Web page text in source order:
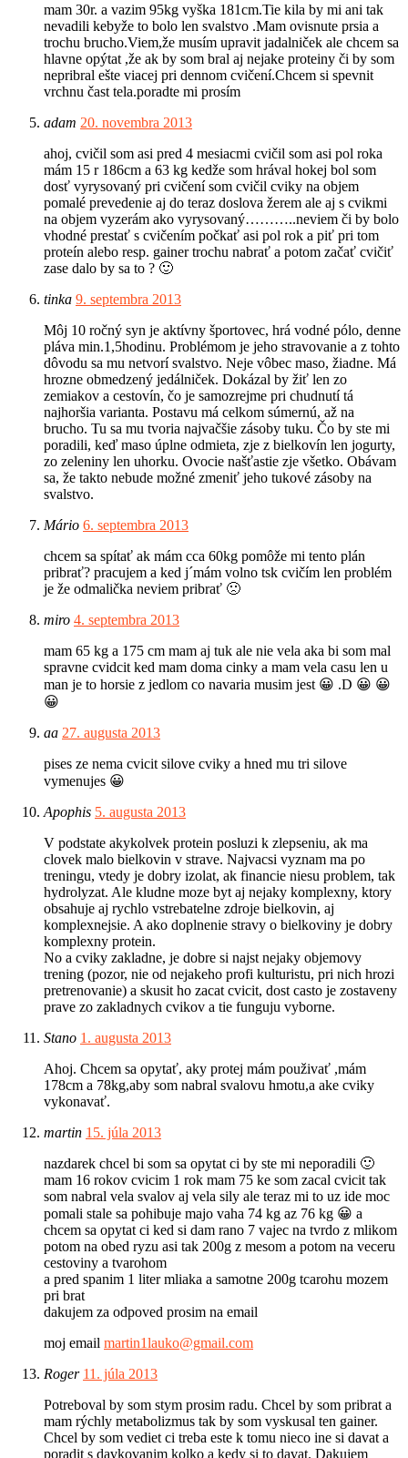
mam 30r. a vazim 95kg vyška 181cm.Tie kila by mi ani tak
nevadili kebyže to bolo len svalstvo .Mam ovisnute prsia a
trochu brucho.Viem,že musím upravit jadalniček ale chcem sa
hlavne opýtat ,že ak by som bral aj nejake proteiny či by som
nepribral ešte viacej pri dennom cvičení.Chcem si spevnit
vrchnu čast tela.poradte mi prosím
adam 20. novembra 2013
ahoj, cvičil som asi pred 4 mesiacmi cvičil som asi pol roka
mám 15 r 186cm a 63 kg kedže som hrával hokej bol som
dosť vyrysovaný pri cvičení som cvičil cviky na objem
pomalé prevedenie aj do teraz doslova žerem ale aj s cvikmi
na objem vyzerám ako vyrysovaný………..neviem či by bolo
vhodné prestať s cvičením počkať asi pol rok a piť pri tom
proteín alebo resp. gainer trochu nabrať a potom začať cvičiť
zase dalo by sa to ? 🙂
tinka 9. septembra 2013
Môj 10 ročný syn je aktívny športovec, hrá vodné pólo, denne
pláva min.1,5hodinu. Problémom je jeho stravovanie a z tohto
dôvodu sa mu netvorí svalstvo. Neje vôbec maso, žiadne. Má
hrozne obmedzený jedálniček. Dokázal by žiť len zo
zemiakov a cestovín, čo je samozrejme pri chudnutí tá
najhoršia varianta. Postavu má celkom súmernú, až na
brucho. Tu sa mu tvoria najvačšie zásoby tuku. Čo by ste mi
poradili, keď maso úplne odmieta, zje z bielkovín len jogurty,
zo zeleniny len uhorku. Ovocie našťastie zje všetko. Obávam
sa, že takto nebude možné zmeniť jeho tukové zásoby na
svalstvo.
Mário 6. septembra 2013
chcem sa spítať ak mám cca 60kg pomôže mi tento plán
pribrať? pracujem a ked j´mám volno tsk cvičím len problém
je že odmalička neviem pribrať 🙁
miro 4. septembra 2013
mam 65 kg a 175 cm mam aj tuk ale nie vela aka bi som mal
spravne cvidcit ked mam doma cinky a mam vela casu len u
man je to horsie z jedlom co navaria musim jest 😀 .D 😀 😀
😀
aa 27. augusta 2013
pises ze nema cvicit silove cviky a hned mu tri silove
vymenujes 😀
Apophis 5. augusta 2013
V podstate akykolvek protein posluzi k zlepseniu, ak ma
clovek malo bielkovin v strave. Najvacsi vyznam ma po
treningu, vtedy je dobry izolat, ak financie niesu problem, tak
hydrolyzat. Ale kludne moze byt aj nejaky komplexny, ktory
obsahuje aj rychlo vstrebatelne zdroje bielkovin, aj
komplexnejsie. A ako doplnenie stravy o bielkoviny je dobry
komplexny protein.
No a cviky zakladne, je dobre si najst nejaky objemovy
trening (pozor, nie od nejakeho profi kulturistu, pri nich hrozi
pretrenovanie) a skusit ho zacat cvicit, dost casto je zostaveny
prave zo zakladnych cvikov a tie funguju vyborne.
Stano 1. augusta 2013
Ahoj. Chcem sa opytať, aky protej mám použivať ,mám
178cm a 78kg,aby som nabral svalovu hmotu,a ake cviky
vykonavať.
martin 15. júla 2013
nazdarek chcel bi som sa opytat ci by ste mi neporadili 🙂
mam 16 rokov cvicim 1 rok mam 75 ke som zacal cvicit tak
som nabral vela svalov aj vela sily ale teraz mi to uz ide moc
pomali stale sa pohibuje majo vaha 74 kg az 76 kg 😀 a
chcem sa opytat ci ked si dam rano 7 vajec na tvrdo z mlikom
potom na obed ryzu asi tak 200g z mesom a potom na veceru
cestoviny a tvarohom
a pred spanim 1 liter mliaka a samotne 200g tcarohu mozem
pri brat
dakujem za odpoved prosim na email
moj email martin1lauko@gmail.com
Roger 11. júla 2013
Potreboval by som stym prosim radu. Chcel by som pribrat a
mam rýchly metabolizmus tak by som vyskusal ten gainer.
Chcel by som vediet ci treba este k tomu nieco ine si davat a
poradit s davkovanim kolko a kedy si to davat. Dakujem